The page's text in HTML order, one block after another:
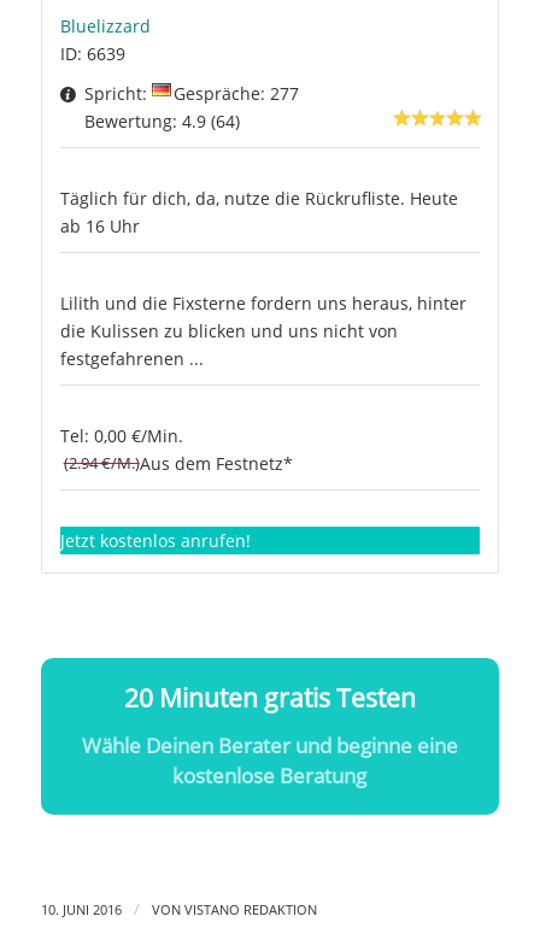
Bluelizzard
ID: 6639
Spricht:
Gespräche: 277
Bewertung: 4.9 (64)
Täglich für dich, da, nutze die Rückrufliste. Heute
ab 16 Uhr
Lilith und die Fixsterne fordern uns heraus, hinter
die Kulissen zu blicken und uns nicht von
festgefahrenen ...
Tel: 0,00 €/Min.
(2.94 €/M.)Aus dem Festnetz*
Jetzt kostenlos anrufen!
20 Minuten gratis Testen
Wähle Deinen Berater und beginne eine
kostenlose Beratung
10. JUNI 2016 / VON VISTANO REDAKTION